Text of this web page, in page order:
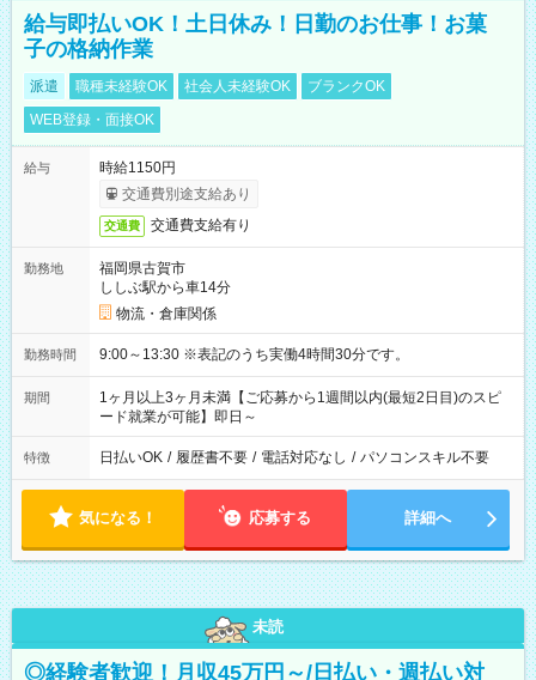
給与即払いOK！土日休み！日勤のお仕事！お菓
子の格納作業
派遣 職種未経験OK 社会人未経験OK
ブランクOK
WEB登録・面接OK
給与
時給1150円
交通費別途支給あり
交通費 交通費支給有り
勤務地
福岡県古賀市
ししぶ駅から車14分
物流・倉庫関係
勤務時間 9:00～13:30 ※表記のうち実働4時間30分です。
期間
1ヶ月以上3ヶ月未満【ご応募から1週間以内(最短2日目)のスピ
ード就業が可能】即日～
特徴 日払いOK / 履歴書不要 / 電話対応なし / パソコンスキル不要
気になる！ 応募する 詳細へ
未読
◎経験者歓迎！月収45万円～/日払い・週払い対